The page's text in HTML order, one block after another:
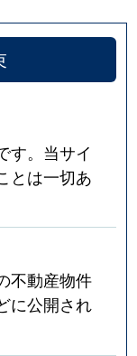
す。当サイ
とは一切あ
不動産物件
に公開され